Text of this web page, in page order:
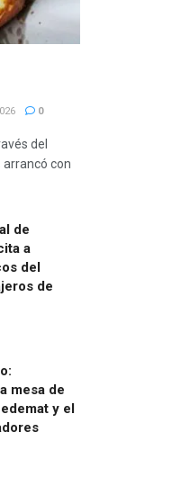
0
del
arrancó con
de
a
del
de
mesa de
y el